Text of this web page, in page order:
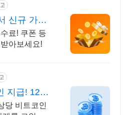
신규 가입
료! 쿠폰 등
아보세요!
지급! 12년
당 비트코인